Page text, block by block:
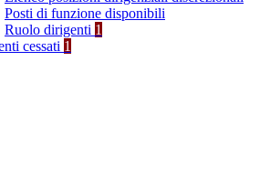
Posti di funzione disponibili
Ruolo dirigenti 1
cessati 1